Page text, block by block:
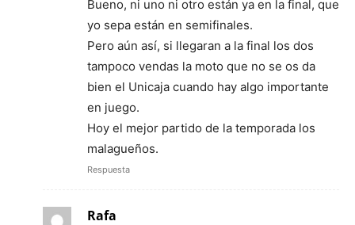
Bueno, ni uno ni otro están ya en la final, que
yo sepa están en semifinales.
Pero aún así, si llegaran a la final los dos
tampoco vendas la moto que no se os da
bien el Unicaja cuando hay algo importante
en juego.
Hoy el mejor partido de la temporada los
malagueños.
Respuesta
Rafa